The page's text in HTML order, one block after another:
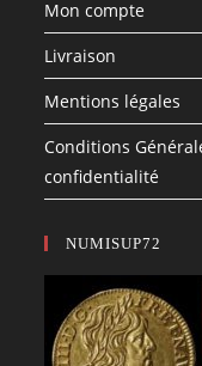
Mon compte
Livraison
Mentions légales
Conditions
confidentialité
NUMISUP72